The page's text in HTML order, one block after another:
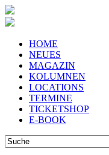
HOME
NEUES
MAGAZIN
KOLUMNEN
LOCATIONS
TERMINE
TICKETSHOP
E-BOOK